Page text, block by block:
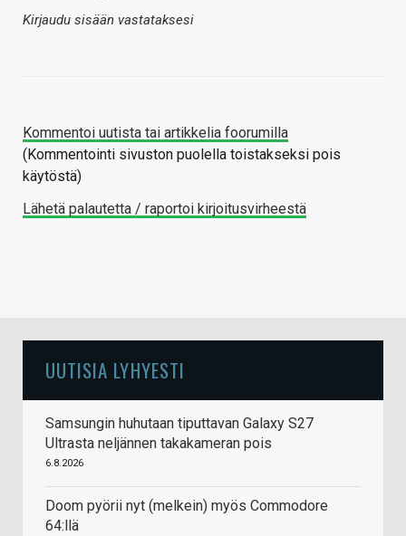
Kirjaudu sisään vastataksesi
Kommentoi uutista tai artikkelia foorumilla
(Kommentointi sivuston puolella toistakseksi pois
käytöstä)
Lähetä palautetta / raportoi kirjoitusvirheestä
UUTISIA LYHYESTI
Samsungin huhutaan tiputtavan Galaxy S27
Ultrasta neljännen takakameran pois
6.8.2026
Doom pyörii nyt (melkein) myös Commodore
64:llä